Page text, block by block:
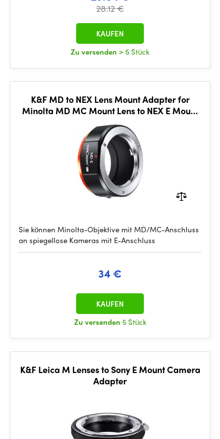
28.12 €
Zu versenden > 5 Stück
KAUFEN
K&F MD to NEX Lens Mount Adapter for
Minolta MD MC Mount Lens to NEX E Mount
Mirrorless Cameras for
Sie können Minolta-Objektive mit MD/MC-Anschluss
an spiegellose Kameras mit E-Anschluss
34 €
Zu versenden 5 Stück
KAUFEN
K&F Leica M Lenses to Sony E Mount Camera
Adapter